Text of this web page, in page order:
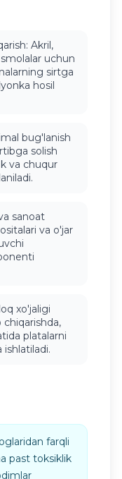
Akril,
uchun
sirtga
hosil
bug'lanish
solish
va chuqur
sanoat
va o'jar
xo'jaligi
chiqarishda,
platalarni
farqli
past toksiklik